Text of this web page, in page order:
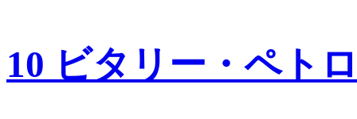
10 ビタリー・ペト